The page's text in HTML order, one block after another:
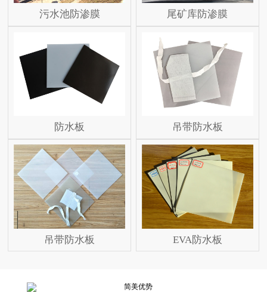
污水池防渗膜 尾矿库防渗膜
防水板 吊带防水板
吊带防水板 EVA防水板